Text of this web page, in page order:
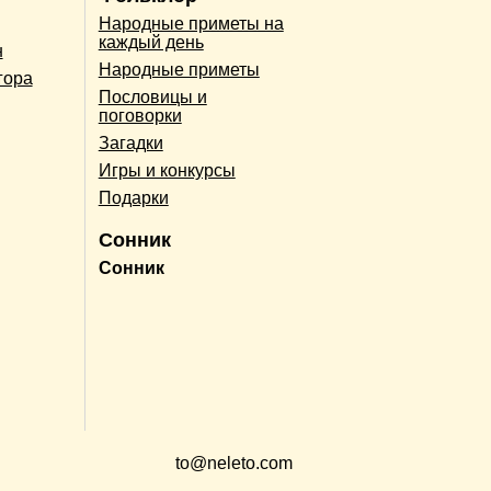
Народные приметы на
каждый день
Народные приметы
Пословицы и
поговорки
Загадки
Игры и конкурсы
Подарки
Сонник
Сонник
to@neleto.com